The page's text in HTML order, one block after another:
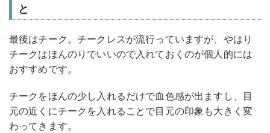
と
最後はチーク。チークレスが流行っていますが、やはり
チークはほんのりでいいので入れておくのが個人的には
おすすめです。
チークをほんの少し入れるだけで血色感が出ますし、目
元の近くにチークを入れることで目元の印象も大きく変
わってきます。